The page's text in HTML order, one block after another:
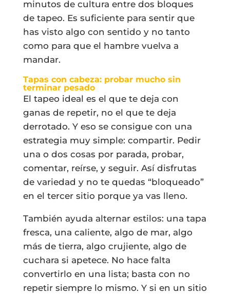
minutos de cultura entre dos bloques
de tapeo. Es suficiente para sentir que
has visto algo con sentido y no tanto
como para que el hambre vuelva a
mandar.
Tapas con cabeza: probar mucho sin
terminar pesado
El tapeo ideal es el que te deja con
ganas de repetir, no el que te deja
derrotado. Y eso se consigue con una
estrategia muy simple: compartir. Pedir
una o dos cosas por parada, probar,
comentar, reírse, y seguir. Así disfrutas
de variedad y no te quedas “bloqueado”
en el tercer sitio porque ya vas lleno.
También ayuda alternar estilos: una tapa
fresca, una caliente, algo de mar, algo
más de tierra, algo crujiente, algo de
cuchara si apetece. No hace falta
convertirlo en una lista; basta con no
repetir siempre lo mismo. Y si en un sitio